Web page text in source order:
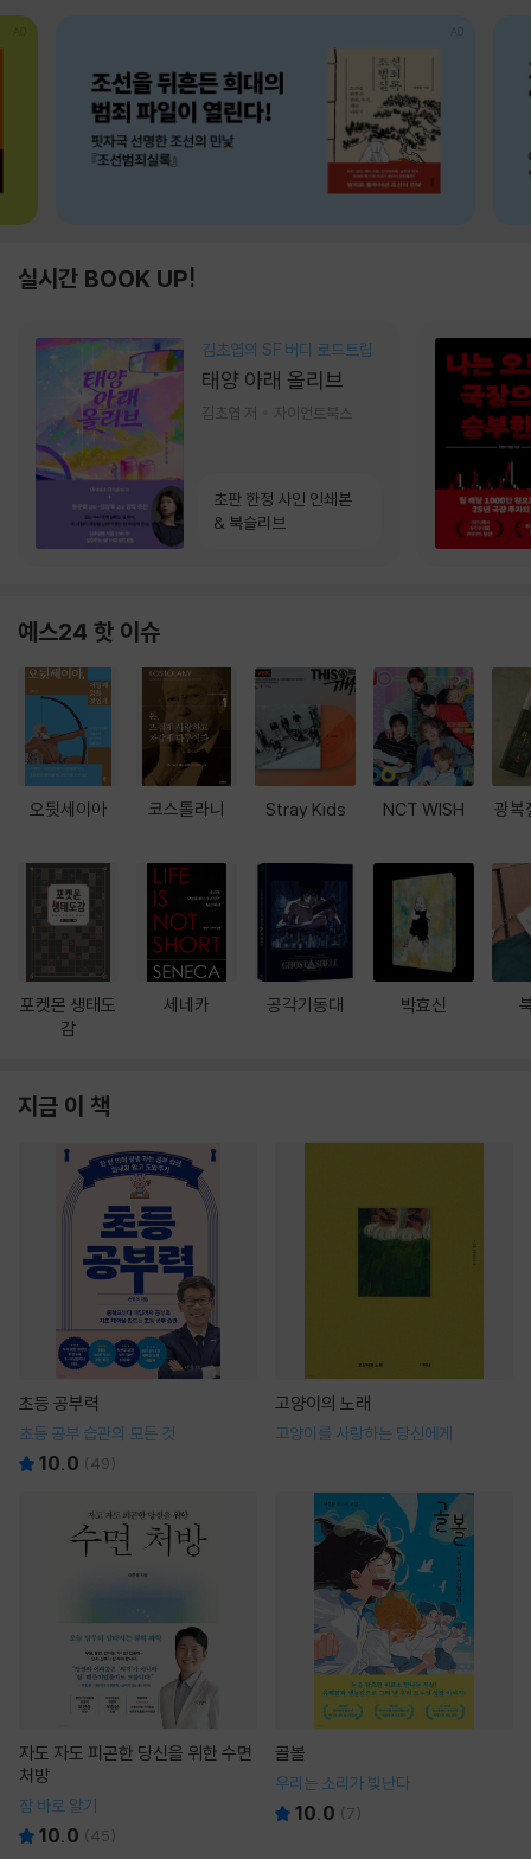
실시간 BOOK UP!
김초엽의 SF 버디 로드트립
태양 아래 올리브
김초엽 저 자이언트북스
초판 한정 사인 인쇄본
& 북슬리브
예스24 핫 이슈
오뒷세이아
포켓몬 생태도
감
코스톨라니
세네카
Stray Kids
공각기동대
NCT WISH
박효신
광복
지금 이 책
초등 공부력
초등 공부 습관의 모든 것
10.0 (49)
고양이의 노래
고양이를 사랑하는 당신에게
자도 자도 피곤한 당신을 위한 수면
처방
잠 바로 알기
10.0 (45)
골볼
우리는 소리가 빛난다
10.0 (7)